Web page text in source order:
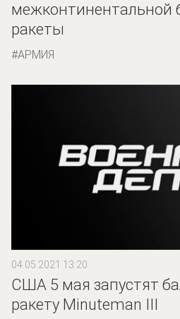
межконтинентальной
ракеты
АРМИЯ
04.05.2021 13:20
США 5 мая запустят
ракету Minuteman III